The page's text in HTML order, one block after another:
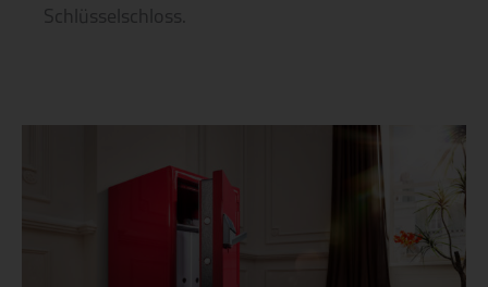
Schlüsselschloss.